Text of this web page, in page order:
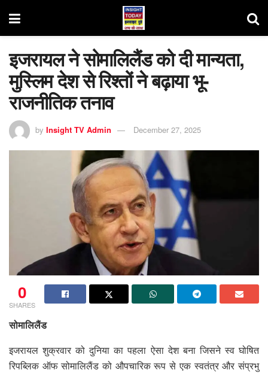
इजरायल ने सोमालिलैंड को दी मान्यता,
मुस्लिम देश से रिश्तों ने बढ़ाया भू-
राजनीतिक तनाव
by Insight TV Admin December 27, 2025
0
SHARES
सोमालिलैंड
इजरायल शुक्रवार को दुनिया का पहला ऐसा देश बना जिसने स्व घोषित
रिपब्लिक ऑफ सोमालिलैंड को औपचारिक रूप से एक स्वतंत्र और संप्रभु